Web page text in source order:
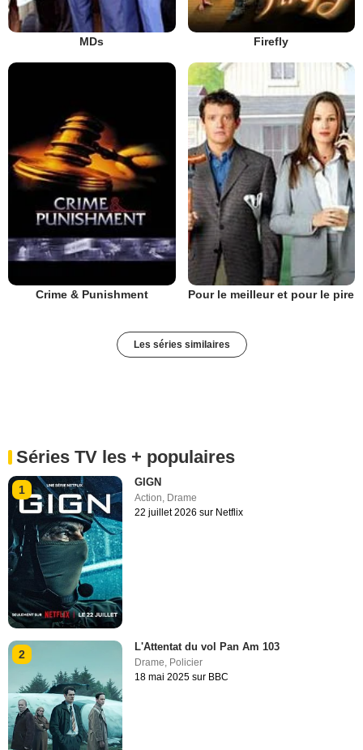
MDs Firefly
Crime & Punishment Pour le meilleur et pour le pire
Les séries similaires
Séries TV les + populaires
1
GIGN
Action, Drame
22 juillet 2026 sur Netflix
2
L'Attentat du vol Pan Am 103
Drame, Policier
18 mai 2025 sur BBC